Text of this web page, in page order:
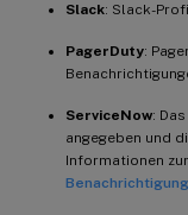
Slack: Slack-
PagerDuty:
ServiceNow:
angegeben und
Informationen